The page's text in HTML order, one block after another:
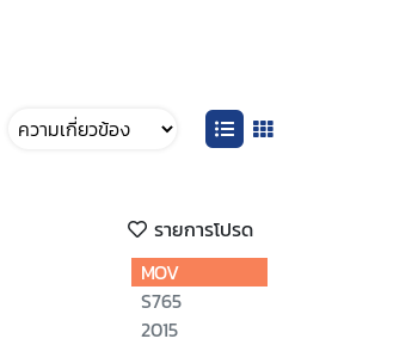
รายการโปรด
MOV
S765
2015